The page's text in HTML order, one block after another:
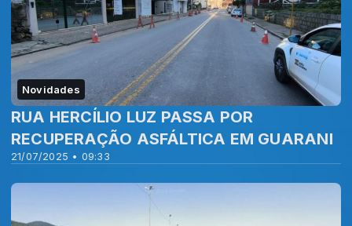
Novidades
21/07/2025 • 09:33
RUA HERCÍLIO LUZ PASSA POR
RECUPERAÇÃO ASFÁLTICA EM GUARANI